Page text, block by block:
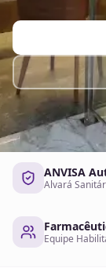
ANVISA
Alvará
Equipe